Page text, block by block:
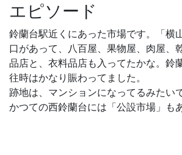
エピソード
鈴蘭台駅近くにあった市場です。「横
口があって、八百屋、果物屋、肉屋、
品店と、衣料品店も入ってたかな。鈴
往時はかなり賑わってました。
跡地は、マンションになってるみたい
かつての西鈴蘭台には「公設市場」も